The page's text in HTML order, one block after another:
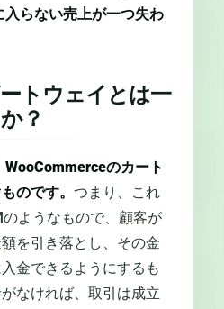
入らない売上が一つ失わ
トウェイとは一
？
WooCommerceのカート
のです。 つまり、これ
ようなもので、顧客が
を引き落とし、その金
金できるようにするも
なければ、取引は成立